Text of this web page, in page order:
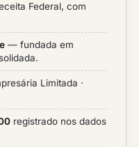
Federal, com
— fundada em
Limitada ·
registrado nos dados